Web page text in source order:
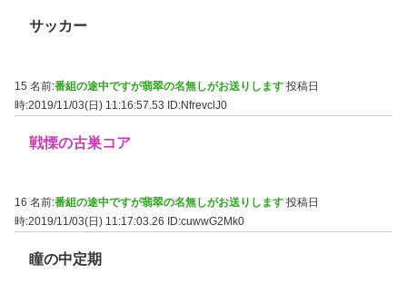
サッカー
15 名前:番組の途中ですが翡翠の名無しがお送りします 投稿日
時:2019/11/03(日) 11:16:57.53 ID:NfrevclJ0
戦慄の古巣コア
16 名前:番組の途中ですが翡翠の名無しがお送りします 投稿日
時:2019/11/03(日) 11:17:03.26
ID:cuwwG2Mk0
瞳の中定期